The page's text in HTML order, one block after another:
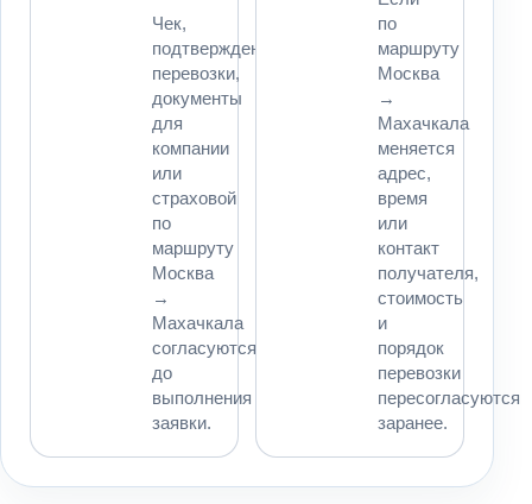
Чек,
подтверждение
перевозки,
документы
для
компании
или
страховой
по
маршруту
Москва
→
Махачкала
согласуются
до
выполнения
заявки.
по
маршруту
Москва
→
Махачкала
меняется
адрес,
время
или
контакт
получателя,
стоимость
и
порядок
перевозки
пересогласуются
заранее.